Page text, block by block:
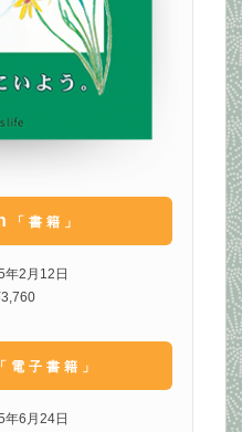
「書籍」
年2月12日
「電子書籍」
年6月24日